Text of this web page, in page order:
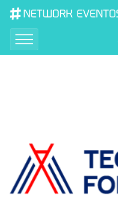
Patrocinadores & Apoiadores
Seja um patrocinador